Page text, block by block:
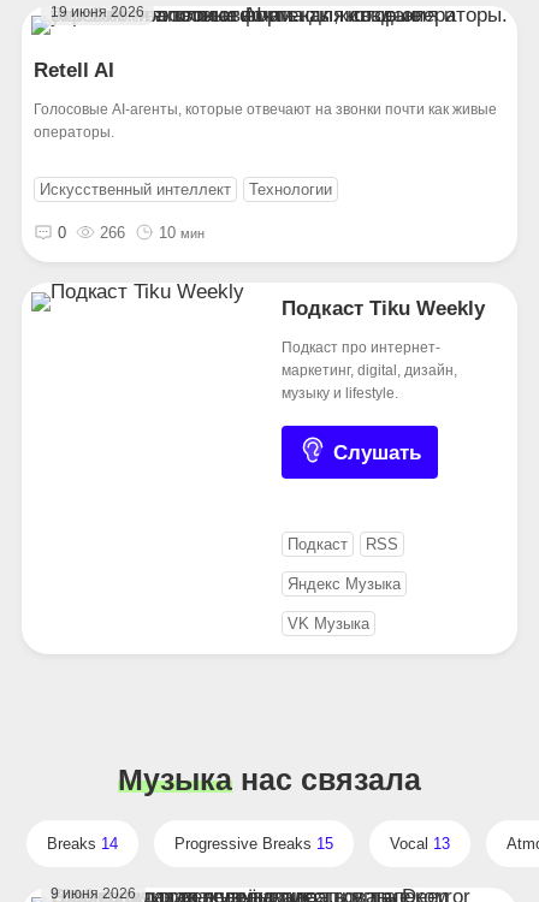
19 июня 2026
Retell AI
Голосовые AI-агенты, которые отвечают на звонки почти как живые
операторы.
Искусственный интеллект Технологии
0 266 10 мин
Подкаст Tiku Weekly
Подкаст про интернет-
маркетинг, digital, дизайн,
музыку и lifestyle.
Слушать
Подкаст RSS
Яндекс Музыка
VK Музыка
Музыка наc связала
Breaks 14 Progressive Breaks 15 Vocal 13
9 июня 2026